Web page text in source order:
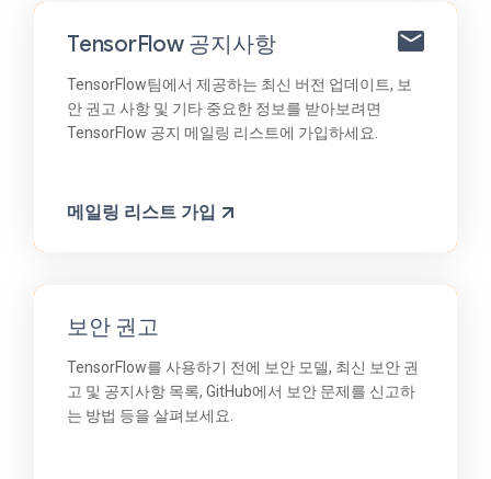
TensorFlow 공지사항
TensorFlow팀에서 제공하는 최신 버전 업데이트, 보
안 권고 사항 및 기타 중요한 정보를 받아보려면
TensorFlow 공지 메일링 리스트에 가입하세요.
메일링 리스트 가입
보안 권고
TensorFlow를 사용하기 전에 보안 모델, 최신 보안 권
고 및 공지사항 목록, GitHub에서 보안 문제를 신고하
는 방법 등을 살펴보세요.